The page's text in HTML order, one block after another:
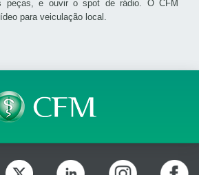
peças, e ouvir o spot de rádio. O CFM
para veiculação local.